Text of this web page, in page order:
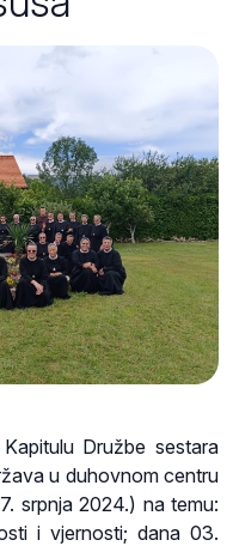
Družbe sestara
u duhovnom centru
srpnja 2024.) na temu:
i vjernosti; dana 03.